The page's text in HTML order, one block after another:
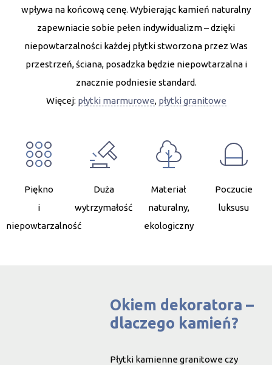
wpływa na końcową cenę. Wybierając kamień naturalny
zapewniacie sobie pełen indywidualizm – dzięki
niepowtarzalności każdej płytki stworzona przez Was
przestrzeń, ściana, posadzka będzie niepowtarzalna i
znacznie podniesie standard.
Więcej: płytki marmurowe, płytki granitowe
Piękno
i
niepowtarzalność
Duża
wytrzymałość
Materiał
naturalny,
ekologiczny
Poczucie
luksusu
Okiem dekoratora –
dlaczego kamień?
Płytki kamiennegranitowe czy